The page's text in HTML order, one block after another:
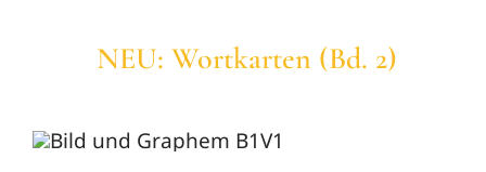
NEU: Wortkarten (Bd. 2)